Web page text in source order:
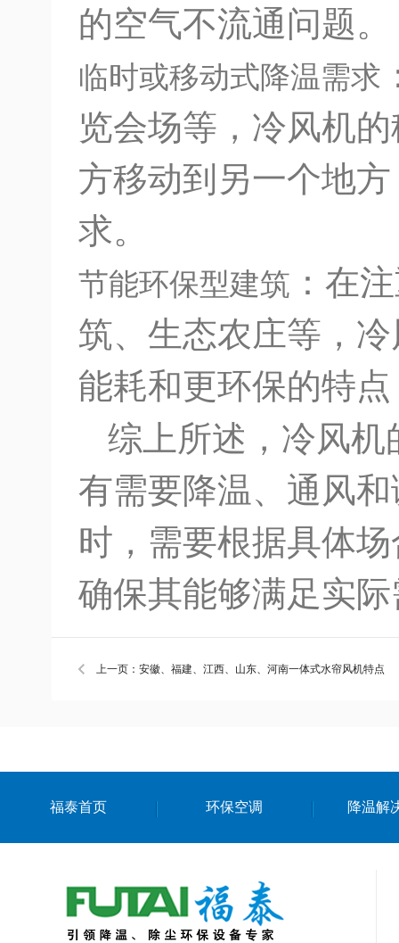
的空气不流通问题。
临时或移动式降温需求
览会场等，冷风机
方移动到另一个地
求。
节能环保型建筑 ：在
筑、生态农庄等，
能耗和更环保的特
综上所述，冷风机
有需要降温、通风
时，需要根据具体
确保其能够满足实
上一页：安徽、福建、江西、山东、河南一体式水帘风机特点
福泰首页 环保空调 降温解